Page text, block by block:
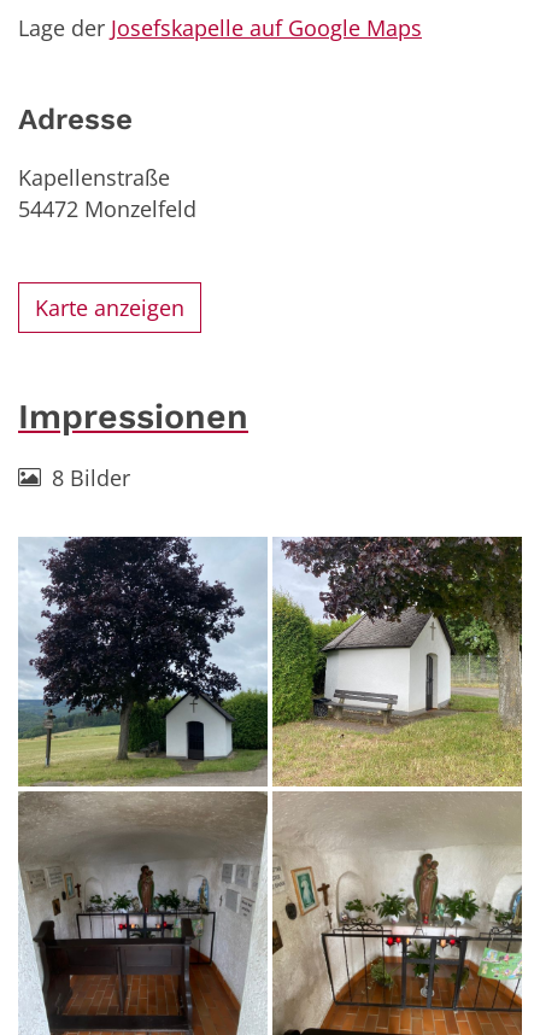
Lage der Josefskapelle auf Google Maps
Adresse
Kapellenstraße
54472 Monzelfeld
Karte anzeigen
Impressionen
8 Bilder